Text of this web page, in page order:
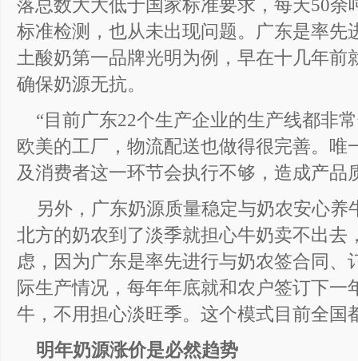
落总数大大低于国家标准要求，每天50
标准检测，也从未出现问题。广东是率先
土酸奶第一品牌光明为例，早在十几年前
确保奶源无抗。
“目前广东22个生产企业的生产线都非
欧美的工厂，物流配送也做得很完善。唯
及消费者这一环节会执行不够，造成产品
另外，广东奶源质量稳定与奶农安心
北方的奶农到了淡季就担心牛奶卖不出去
虑，因为广东是率先进行与奶农签合同、
际生产情况，每年年底就和农户签订下一
牛，不用担心淡旺季。这个模式目前全国
明年奶源涨价是必然趋势